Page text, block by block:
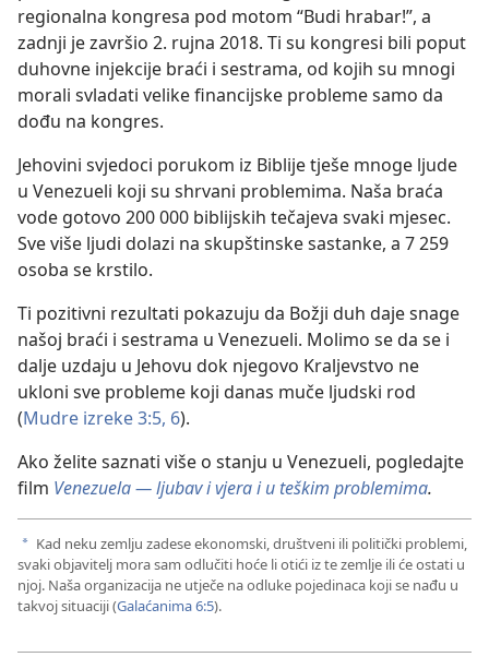
regionalna kongresa pod motom “Budi hrabar!”, a
zadnji je završio 2. rujna 2018. Ti su kongresi bili poput
duhovne injekcije braći i sestrama, od kojih su mnogi
morali svladati velike financijske probleme samo da
dođu na kongres.
Jehovini svjedoci porukom iz Biblije tješe mnoge ljude
u Venezueli koji su shrvani problemima. Naša braća
vode gotovo 200 000 biblijskih tečajeva svaki mjesec.
Sve više ljudi dolazi na skupštinske sastanke, a 7 259
osoba se krstilo.
Ti pozitivni rezultati pokazuju da Božji duh daje snage
našoj braći i sestrama u Venezueli. Molimo se da se i
dalje uzdaju u Jehovu dok njegovo Kraljevstvo ne
ukloni sve probleme koji danas muče ljudski rod
(Mudre izreke 3:5, 6).
Ako želite saznati više o stanju u Venezueli, pogledajte
film Venezuela — ljubav i vjera i u teškim problemima.
a Kad neku zemlju zadese ekonomski, društveni ili politički problemi,
svaki objavitelj mora sam odlučiti hoće li otići iz te zemlje ili će ostati u
njoj. Naša organizacija ne utječe na odluke pojedinaca koji se nađu u
takvoj situaciji (Galaćanima 6:5).